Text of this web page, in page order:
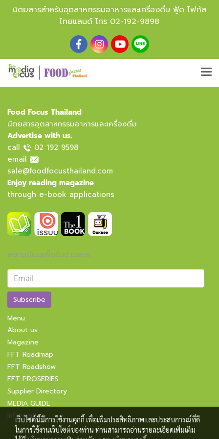
นิตยสารสำหรับอุตสาหกรรมอาหารและเครื่องดื่ม ฟู้ด โฟกัส
ไทยแลนด์ โทร 02-192-9898
Food Focus Thailand
นิตยสารอุตสาหกรรมอาหารและเครื่องดื่ม
Advertise with us.
call
02 192 9598
email
sale@foodfocusthailand.com
Enjoy reading magazine
through e-book applications
ลงทะเบียนเพื่อรับข่าวสาร
Subscribe
Menu
About us
Magazine
FFT Roadmap
FFT Roadshow
FFT PROSERIES
Supplier Directory
MEDIA GUIDE
Information
เว็บไซต์นี้มีการใช้งานคุกกี้ เพื่อเพิ่มประสิทธิภาพและประสบการณ์ที่ดี
ในการใช้งานเว็บไซต์ของท่าน ท่านสามารถอ่านรายละเอียดเพิ่มเติม